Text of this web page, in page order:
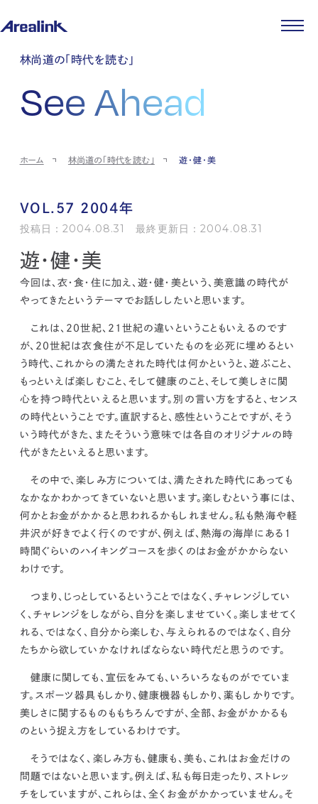
企業情報
企業理念
会社概要
コーポレートガバナンス
ストレージ事業
パートナー制度
土地権利整備事業
IR情報
IRカレンダー
IRポリシー
ストレージ室数実績
個人投資家の皆様へ
よくある質問・用語集
IRメール登録
ニュース
商品情報
先輩社員インタビュー
中途採用
お問い合わせ
kur
土地活用
エリアリンクグループ ジャパントランクル
カスタマーハラスメントポリ
シー
プライバシーポリシー
情報セキュリティ・DX方針及び戦略 サイトマップ
©2025 AREALINK.
林尚道の「時代を読む」
See Ahead
ホーム 林尚道の「時代を読む」 遊・健・美
VOL.57 2004年
投稿日：2004.08.31 最終更新日：2004.08.31
遊・健・美
今回は、衣・食・住に加え、遊・健・美という、美意識の時代が
やってきたというテーマでお話ししたい と思います。
これは、20世紀、21世紀の違いということもいえるのです
が、20世紀は衣食住が不足していたものを必死に埋めるとい
う時代、 これからの満たされた時代は何かというと、遊ぶこと、
もっといえば楽しむこと、そして健康のこと、そして美しさに関
心を持つ時代といえると思います。別の言い方をすると、センス
の時代ということです。直訳すると、感性ということですが、そう
いう時代がきた、またそういう意味では各自のオリジナルの時
代がきたといえると思います。
その中で、楽しみ方については、満たされた時代にあっても
なかなかわかってきていないと思います。楽しむという事には、
何かとお金がかかると思われるかもしれません。私も熱海や軽
井沢が好きでよく行くのですが、例えば、熱海の海岸にある１
時間ぐらいのハイキングコースを歩くのはお金がかからない
わけです。
つまり、 じっとしているということではなく、チャレンジしてい
く、チャレンジをしながら、自分を楽しませていく。楽しませてく
れる、ではなく、自分から楽しむ、与えられるのではなく、自分
たちから欲していかなければならない時代だと思う のです。
健康に関しても、宣伝をみても、いろいろなものがでていま
す。スポーツ器具もしかり、健康機器もしかり、薬もしかりです。
美しさに関するものももちろんですが、全部、お金がかかるも
のという捉え方をしているわけです。
そうではなく、 楽しみ方も、健康も、美も、これはお金だけの
問題ではないと思います。例えば、私も毎日走ったり、ストレッ
チをしていますが、これらは、全くお金がかかっていません。そ